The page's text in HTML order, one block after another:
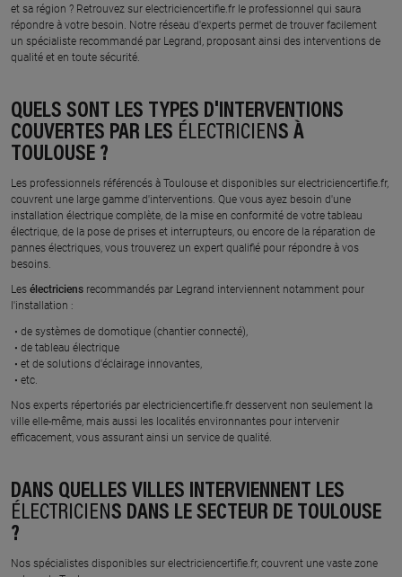
En savoir plus En savoir plus
ENTREPRISE BELINGUIER
ELECTRICITE
401 chemin des agries, 31860
En savoir plus
NEOTECH
1595 avenue du lauragais, 31860
En savoir plus
À 17 km km
AU FIL DU BATIMENT
2180 c route de corronsac, 31810
En savoir plus
MANUEL TEIXEIRA
À 18.7 km km
ECA ENERGIE
En savoir plus
NCSO
En savoir plus
À 18.4 km km À 19 km km
et sa région ? Retrouvez sur electriciencertifie.fr le professionnel qui saura
répondre à votre besoin. Notre réseau d'experts permet de trouver facilement
un spécialiste recommandé par Legrand, proposant ainsi des interventions de
qualité et en toute sécurité.
QUELS SONT LES TYPES D'INTERVENTIONS
COUVERTES PAR LES ÉLECTRICIENS À
TOULOUSE ?
Les professionnels référencés à Toulouse et disponibles sur electriciencertifie.fr,
couvrent une large gamme d'interventions. Que vous ayez besoin d'une
installation électrique complète, de la mise en conformité de votre tableau
électrique, de la pose de prises et interrupteurs, ou encore de la réparation de
pannes électriques, vous trouverez un expert qualifié pour répondre à vos
besoins.
Les électriciens recommandés par Legrand interviennent notamment pour
l'installation :
de systèmes de domotique (chantier connecté),
de tableau électrique
et de solutions d'éclairage innovantes,
etc.
Nos experts répertoriés par electriciencertifie.fr desservent non seulement la
ville elle-même, mais aussi les localités environnantes pour intervenir
efficacement, vous assurant ainsi un service de qualité.
DANS QUELLES VILLES INTERVIENNENT LES
ÉLECTRICIENS DANS LE SECTEUR DE TOULOUSE
?
Nos spécialistes disponibles sur electriciencertifie.fr, couvrent une vaste zone